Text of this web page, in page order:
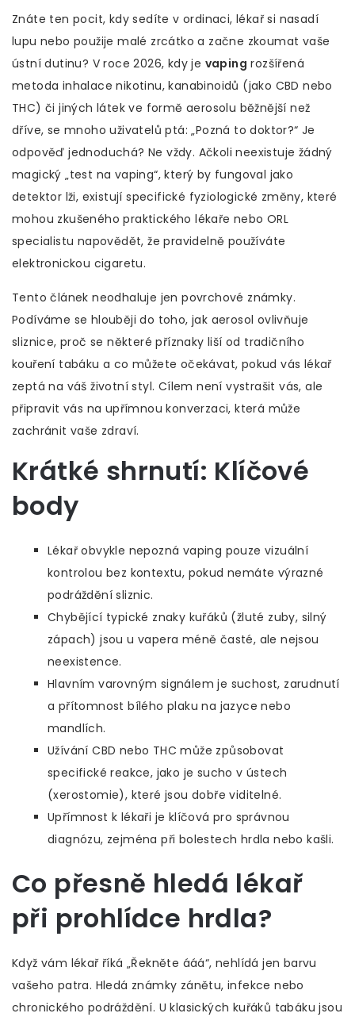
Znáte ten pocit, kdy sedíte v ordinaci, lékař si nasadí
lupu nebo použije malé zrcátko a začne zkoumat vaše
ústní dutinu? V roce 2026, kdy je vaping rozšířená
metoda inhalace nikotinu, kanabinoidů (jako CBD nebo
THC) či jiných látek ve formě aerosolu běžnější než
dříve, se mnoho uživatelů ptá: „Pozná to doktor?“ Je
odpověď jednoduchá? Ne vždy. Ačkoli neexistuje žádný
magický „test na vaping“, který by fungoval jako
detektor lži, existují specifické fyziologické změny, které
mohou zkušeného praktického lékaře nebo ORL
specialistu napovědět, že pravidelně používáte
elektronickou cigaretu.
Tento článek neodhaluje jen povrchové známky.
Podíváme se hlouběji do toho, jak aerosol ovlivňuje
sliznice, proč se některé příznaky liší od tradičního
kouření tabáku a co můžete očekávat, pokud vás lékař
zeptá na váš životní styl. Cílem není vystrašit vás, ale
připravit vás na upřímnou konverzaci, která může
zachránit vaše zdraví.
Krátké shrnutí: Klíčové
body
Lékař obvykle nepozná vaping pouze vizuální
kontrolou bez kontextu, pokud nemáte výrazné
podráždění sliznic.
Chybějící typické znaky kuřáků (žluté zuby, silný
zápach) jsou u vapera méně časté, ale nejsou
neexistence.
Hlavním varovným signálem je suchost, zarudnutí
a přítomnost bílého plaku na jazyce nebo
mandlích.
Užívání CBD nebo THC může způsobovat
specifické reakce, jako je sucho v ústech
(xerostomie), které jsou dobře viditelné.
Upřímnost k lékaři je klíčová pro správnou
diagnózu, zejména při bolestech hrdla nebo kašli.
Co přesně hledá lékař
při prohlídce hrdla?
Když vám lékař říká „Řekněte ááá“, nehlídá jen barvu
vašeho patra. Hledá známky zánětu, infekce nebo
chronického podráždění. U klasických kuřáků tabáku jsou